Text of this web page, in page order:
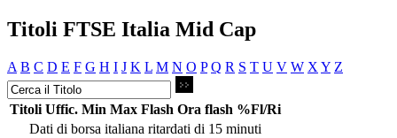
Titoli FTSE Italia Mid Cap
A B C D E F G H I J K L M N O P Q R S T U V W X Y Z
Titoli Uffic. Min Max Flash Ora flash %Fl/Ri
Dati di borsa italiana ritardati di 15 minuti